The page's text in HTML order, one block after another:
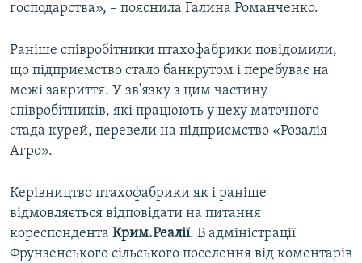
господарства», – пояснила Галина Романченко.
Раніше співробітники птахофабрики повідомили,
що підприємство стало банкрутом і перебуває на
межі закриття. У зв'язку з цим частину
співробітників, які працюють у цеху маточного
стада курей, перевели на підприємство «Розалія
Агро».
Керівництво птахофабрики як і раніше
відмовляється відповідати на питання
кореспондента Крим.Реалії. В адміністрації
Фрунзенського сільського поселення від коментарів